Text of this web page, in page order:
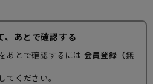
、あとで確認する
あとで確認するには 会員登録（無
てください。